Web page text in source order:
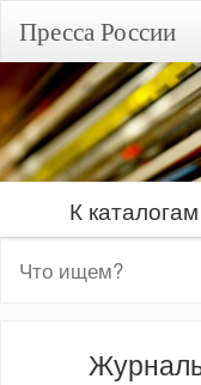
Пресса России
К каталогам